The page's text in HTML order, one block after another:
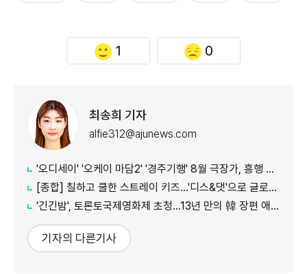
1 0
최송희 기자
alfie312@ajunews.com
'오디세이' '오케이 마담2' '경주기행' 8월 극장가, 흥행 바통 이어갈 신작은
[종합] 칠하고 쿨한 스트레이 키즈…'디스&댓'으로 글로벌 질주
'긴긴밤', 토론토국제영화제 초청…13년 만의 韓 장편 애니
기자의 다른기사